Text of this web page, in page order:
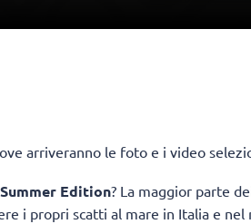
arriveranno le foto e i video
Edition? La maggior parte
i propri scatti al mare in Italia e nel